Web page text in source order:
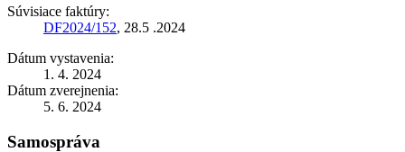
Súvisiace faktúry:
DF2024/152, 28.5 .2024
Dátum vystavenia:
1. 4. 2024
Dátum zverejnenia:
5. 6. 2024
Samospráva